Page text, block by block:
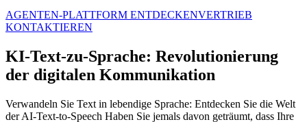
AGENTEN-PLATTFORM ENTDECKENVERTRIEB
KONTAKTIEREN
KI-Text-zu-Sprache: Revolutionierung
der digitalen Kommunikation
Verwandeln Sie Text in lebendige Sprache: Entdecken Sie die Welt
der AI-Text-to-Speech Haben Sie jemals davon geträumt, dass Ihre